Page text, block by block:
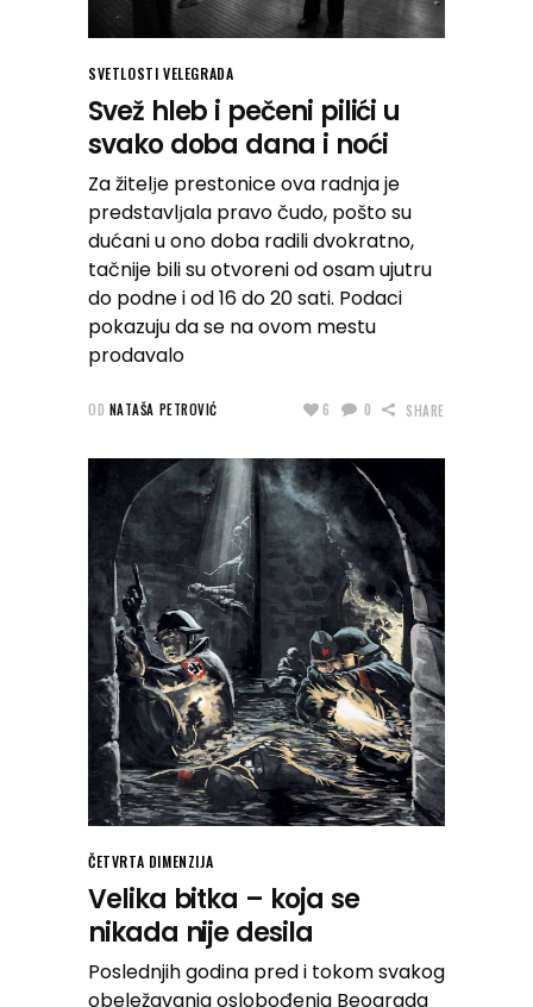
SVETLOSTI VELEGRADA
Svež hleb i pečeni pilići u
svako doba dana i noći
Za žitelјe prestonice ova radnja je
predstavlјala pravo čudo, pošto su
dućani u ono doba radili dvokratno,
tačnije bili su otvoreni od osam ujutru
do podne i od 16 do 20 sati. Podaci
pokazuju da se na ovom mestu
prodavalo
OD NATAŠA PETROVIĆ 6 0 SHARE
ČETVRTA DIMENZIJA
Velika bitka – koja se
nikada nije desila
Poslednjih godina pred i tokom svakog
obeležavanja oslobođenja Beograda